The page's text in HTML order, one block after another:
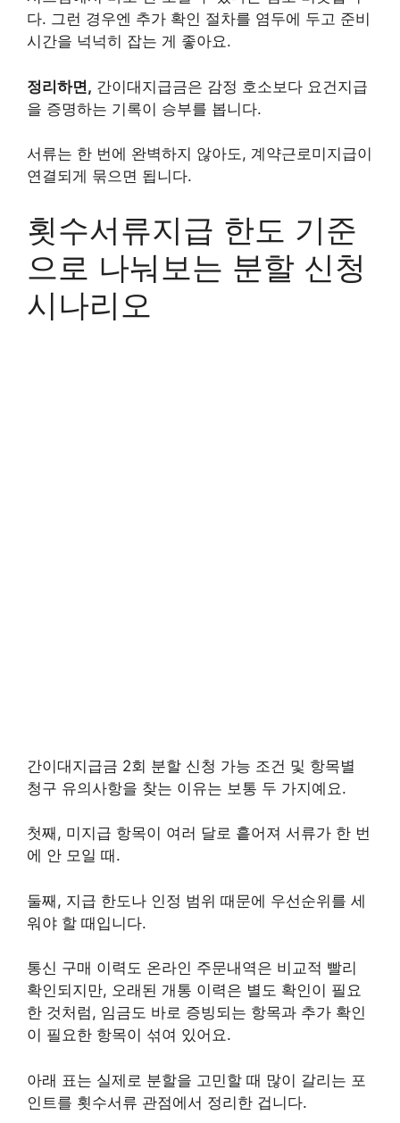
다. 그런 경우엔 추가 확인 절차를 염두에 두고 준비
시간을 넉넉히 잡는 게 좋아요.
정리하면, 간이대지급금은 감정 호소보다 요건지급
을 증명하는 기록이 승부를 봅니다.
서류는 한 번에 완벽하지 않아도, 계약근로미지급이
연결되게 묶으면 됩니다.
횟수서류지급 한도 기준
으로 나눠보는 분할 신청
시나리오
간이대지급금 2회 분할 신청 가능 조건 및 항목별
청구 유의사항을 찾는 이유는 보통 두 가지예요.
첫째, 미지급 항목이 여러 달로 흩어져 서류가 한 번
에 안 모일 때.
둘째, 지급 한도나 인정 범위 때문에 우선순위를 세
워야 할 때입니다.
통신 구매 이력도 온라인 주문내역은 비교적 빨리
확인되지만, 오래된 개통 이력은 별도 확인이 필요
한 것처럼, 임금도 바로 증빙되는 항목과 추가 확인
이 필요한 항목이 섞여 있어요.
아래 표는 실제로 분할을 고민할 때 많이 갈리는 포
인트를 횟수서류 관점에서 정리한 겁니다.